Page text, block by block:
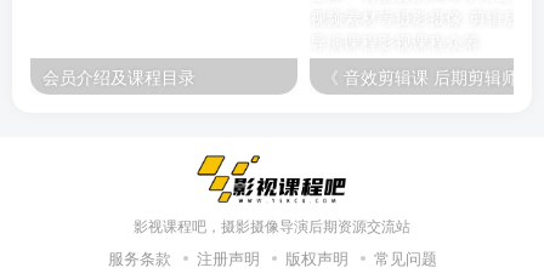
会员介绍及课程目录
影视课程吧，摄影摄像导演后期资源交流站
服务条款 注册声明 版权声明 常见问题